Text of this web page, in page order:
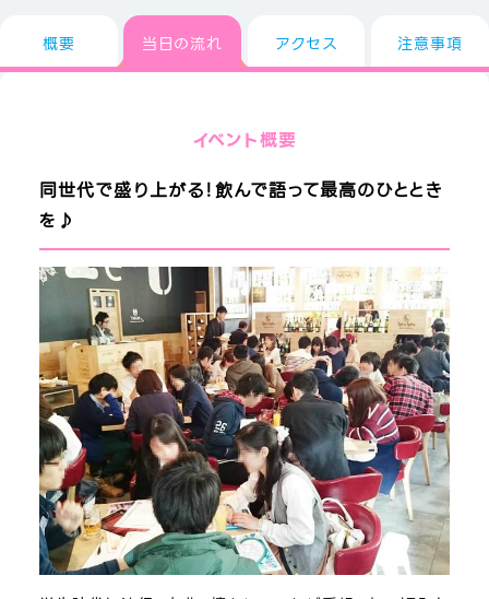
概要 当日の流れ アクセス 注意事項
イベント概要
同世代で盛り上がる！飲んで語って最高のひととき
を♪